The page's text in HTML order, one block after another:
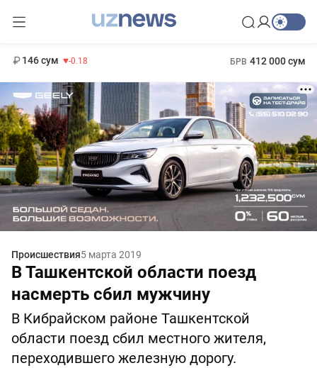
146 сум -0.18 БРВ 412 000 сум
Происшествия5 марта 2019
В Ташкентской области поезд
насмерть сбил мужчину
В Кибрайском районе Ташкентской
области поезд сбил местного жителя,
переходившего железную дорогу.